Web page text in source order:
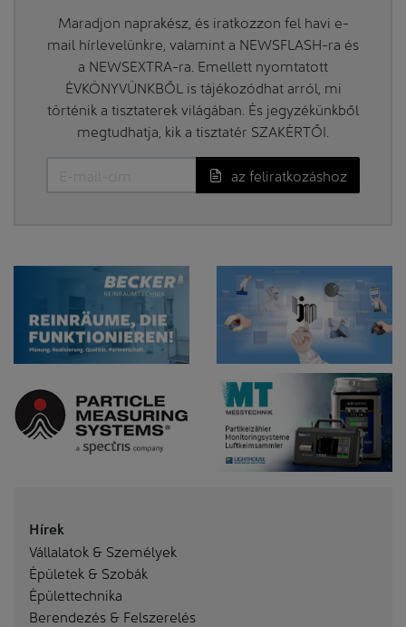
Maradjon naprakész, és iratkozzon fel havi e-
mail hírlevelünkre, valamint a NEWSFLASH-ra és
a NEWSEXTRA-ra. Emellett nyomtatott
ÉVKÖNYVÜNKBŐL is tájékozódhat arról, mi
történik a tisztaterek világában. És jegyzékünkből
megtudhatja, kik a tisztatér SZAKÉRTŐI.
az feliratkozáshoz
Hírek
Vállalatok & Személyek
Épületek & Szobák
Épülettechnika
Berendezés & Felszerelés